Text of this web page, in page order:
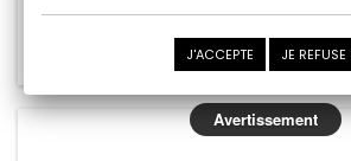
Ajouter au comparateur
J'ACCEPTE JE REFUSE
Avertissement